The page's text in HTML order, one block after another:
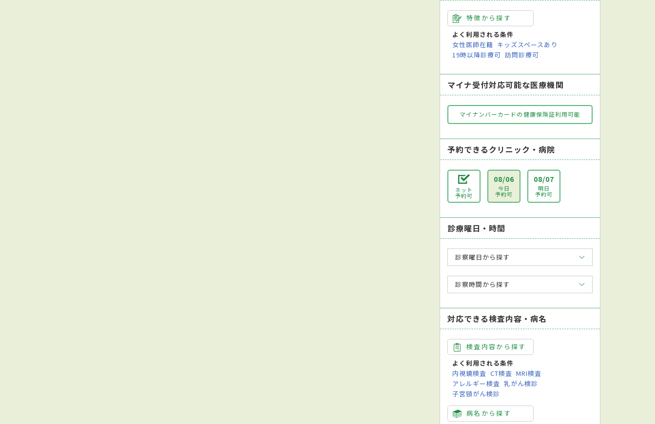
特徴から探す
よく利用される条件
女性医師在籍 キッズスペースあり
19時以降診療可 訪問診療可
マイナ受付対応可能な医療機関
マイナンバーカードの健康保険証利用可能
予約できるクリニック・病院
ネット
予約可
08/06
今日
予約可
08/07
明日
予約可
診療曜日・時間
診察曜日から探す
診察時間から探す
対応できる検査内容・病名
検査内容から探す
よく利用される条件
内視鏡検査 CT検査 MRI検査
アレルギー検査 乳がん検診
子宮頸がん検診
病名から探す